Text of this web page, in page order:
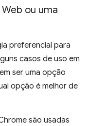
ou uma
preferencial para
casos de uso em
ser uma opção
opção é melhor de
são usadas